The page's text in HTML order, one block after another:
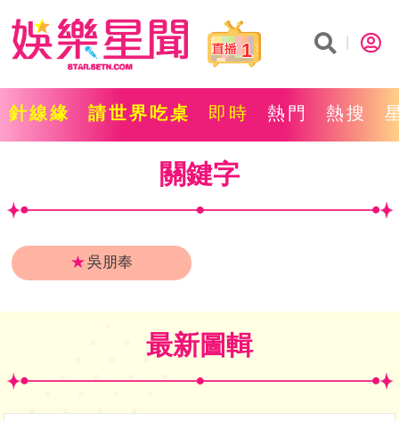
1
針線緣 請世界吃桌 即時 熱門 熱搜
關鍵字
★吳朋奉
最新圖輯